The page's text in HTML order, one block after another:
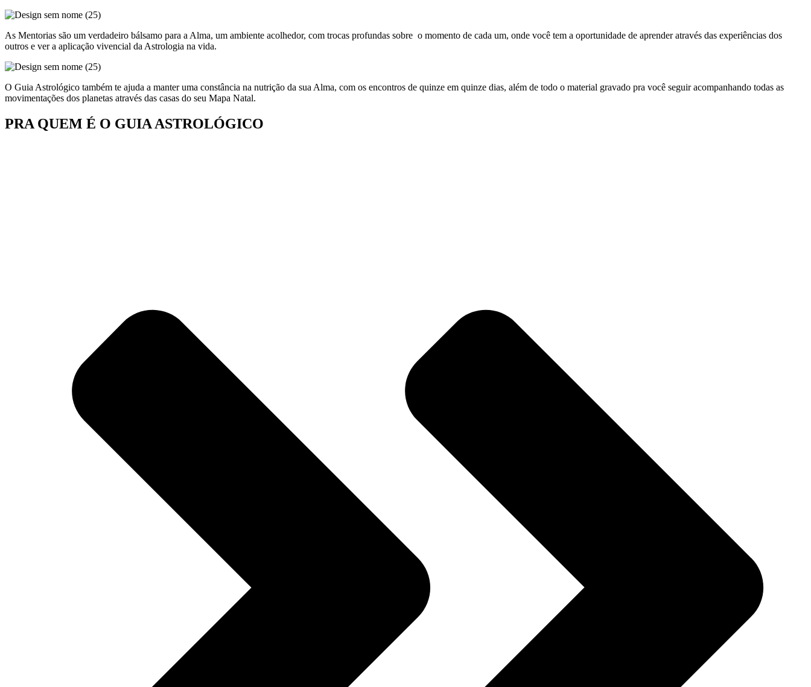
As Mentorias são um verdadeiro bálsamo para a Alma, um ambiente acolhedor, com trocas profundas sobre o momento de cada um, onde você tem a oportunidade de aprender através das experiências dos
outros e ver a aplicação vivencial da Astrologia na vida.
O Guia Astrológico também te ajuda a manter uma constância na nutrição da sua Alma, com os encontros de quinze em quinze dias, além de todo o material gravado pra você seguir acompanhando todas as
movimentações dos planetas através das casas do seu Mapa Natal.
PRA QUEM É O GUIA ASTROLÓGICO